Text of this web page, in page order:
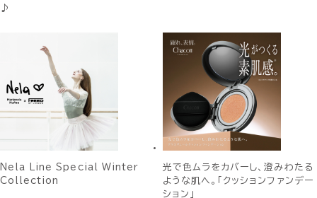
♪
Nela Line Special Winter
Collection
光で色ムラをカバーし、澄みわたる
ような肌へ。「クッションファンデー
ション」